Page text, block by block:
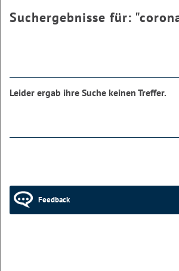
Suchergebnisse für: "
Leider ergab ihre Suche keinen Treffer.
Feedback